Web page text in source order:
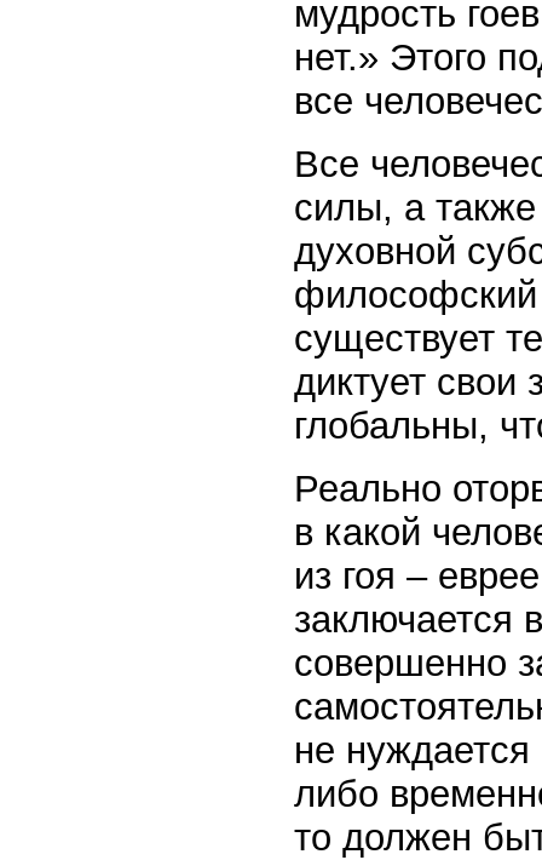
мудрость
нет.» Этого
все
Все
силы, а
духовной
философский
существует
диктует свои
глобальны,
Реально
в какой
из гоя –
заключается
совершенно
не
либо
то должен